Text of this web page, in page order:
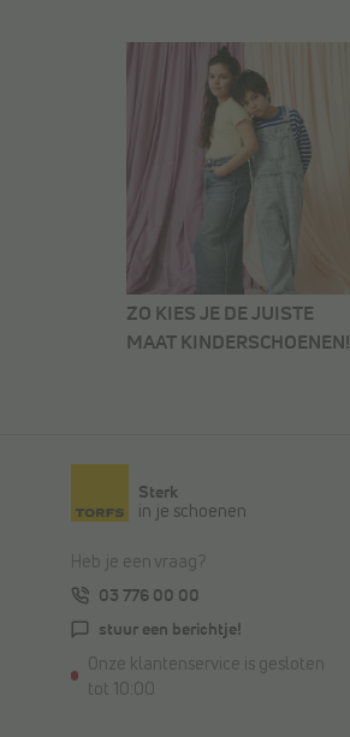
ZO KIES JE DE JUISTE
MAAT KINDERSCHOENEN!
Sterk
in je schoenen
Heb je een vraag?
03 776 00 00
stuur een berichtje!
Onze klantenservice is gesloten
tot 10:00